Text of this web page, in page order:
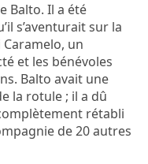
Balto. Il a été
s’aventurait sur la
un
et les bénévoles
Balto avait une
la rotule ; il a dû
rétabli
de 20 autres